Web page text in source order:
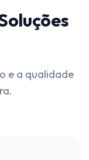
e a qualidade